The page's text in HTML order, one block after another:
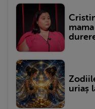
uriaș